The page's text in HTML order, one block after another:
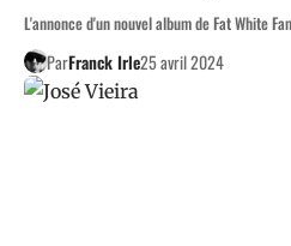
L'annonce d'un nouvel album de Fat White
ParFranck Irle25 avril 2024